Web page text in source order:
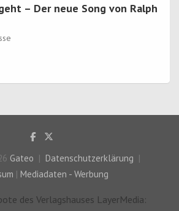
– Der neue Song von Ralph
Gateo
Datenschutzerklärung
| Mediadaten - Werbung
des Verlagshauses LayerMedia: